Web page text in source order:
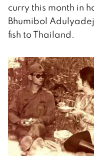
curry this month in
Bhumibol
fish to Thailand.